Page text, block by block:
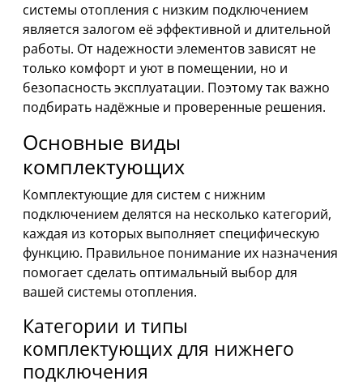
системы отопления с низким подключением
является залогом её эффективной и длительной
работы. От надежности элементов зависят не
только комфорт и уют в помещении, но и
безопасность эксплуатации. Поэтому так важно
подбирать надёжные и проверенные решения.
Основные виды
комплектующих
Комплектующие для систем с нижним
подключением делятся на несколько категорий,
каждая из которых выполняет специфическую
функцию. Правильное понимание их назначения
помогает сделать оптимальный выбор для
вашей системы отопления.
Категории и типы
комплектующих для нижнего
подключения